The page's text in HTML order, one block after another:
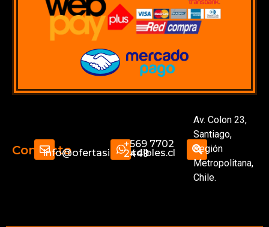
Contactoinfo@ofertasimperdibles.cl
+569 7702
2449
Av. Colon 23,
Santiago,
Región
Metropolitana,
Chile.